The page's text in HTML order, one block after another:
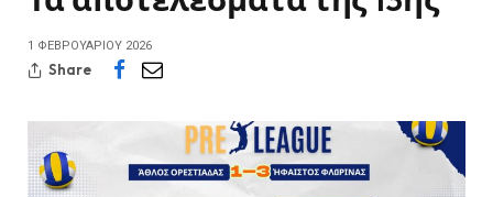
1 ΦΕΒΡΟΥΑΡΊΟΥ 2026
Share